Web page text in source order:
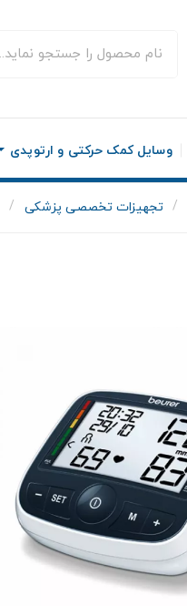
وسایل کمک حرکتی و ارتوپدی
تجهیزات تخصصی پزشکی